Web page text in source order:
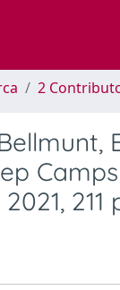
2
211